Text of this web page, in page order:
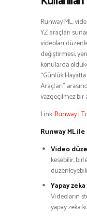
Runway ML,
YZ araçları
videoları
değiştirmesi,
konularda
“Günlük
Araçları”
vazgeçilmez bir
Link:Runway |
Runway ML
Video
kesebilir,
Yapay
Videoların
yapay zeka